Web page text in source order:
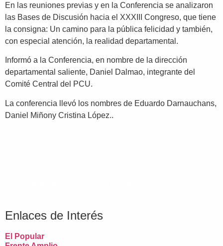
En las reuniones previas y en la Conferencia se analizaron
las Bases de Discusión hacia el XXXIII Congreso, que tiene
la consigna: Un camino para la pública felicidad y también,
con especial atención, la realidad departamental.
Informó a la Conferencia, en nombre de la dirección
departamental saliente, Daniel Dalmao, integrante del
Comité Central del PCU.
La conferencia llevó los nombres de Eduardo Darnauchans,
Daniel Miñony Cristina López..
Enlaces de Interés
El Popular